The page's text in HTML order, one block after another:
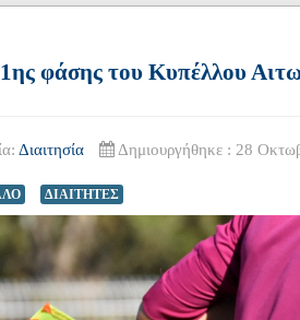
1ης φάσης του Κυπέλλου
Διαιτησία Δημιουργήθηκε : 28
ΔΙΑΙΤΗΤΕΣ